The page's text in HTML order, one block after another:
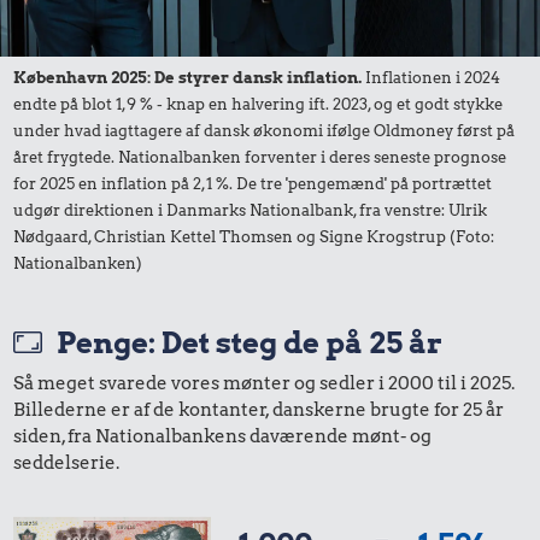
5,64 kr.
100 g
flæskesvær
38 kr.
1/2 kg skæreost
200 kr.
Bukser
10 kr.
København 2025: De styrer dansk inflation. Inflationen i 2024
endte på blot 1,9 % - knap en halvering ift. 2023, og et godt stykke
under hvad iagttagere af dansk økonomi ifølge Oldmoney først på
året frygtede. Nationalbanken forventer i deres seneste prognose
for 2025 en inflation på 2,1 %. De tre 'pengemænd' på portrættet
udgør direktionen i Danmarks Nationalbank, fra venstre: Ulrik
Nødgaard, Christian Kettel Thomsen og Signe Krogstrup (Foto:
Nationalbanken)
Penge: Det steg de på 25 år
Så meget svarede vores mønter og sedler i 2000 til i 2025.
Billederne er af de kontanter, danskerne brugte for 25 år
siden, fra Nationalbankens daværende mønt- og
seddelserie.